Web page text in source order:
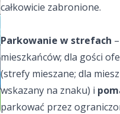
całkowicie zabronione.
Parkowanie w strefach
mieszkańców; dla gości
(strefy mieszane; dla
wskazany na znaku) i
parkować przez